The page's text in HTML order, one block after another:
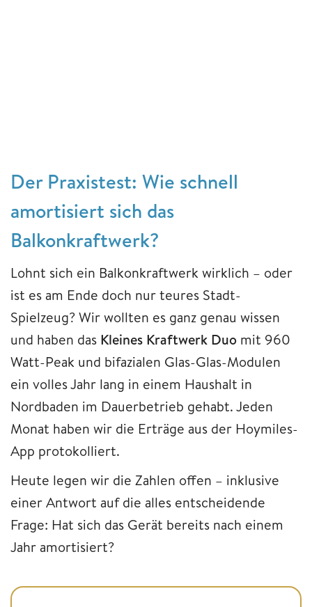
Der Praxistest: Wie schnell
amortisiert sich das
Balkonkraftwerk?
Lohnt sich ein Balkonkraftwerk wirklich – oder
ist es am Ende doch nur teures Stadt-
Spielzeug? Wir wollten es ganz genau wissen
und haben das Kleines Kraftwerk Duo mit 960
Watt-Peak und bifazialen Glas-Glas-Modulen
ein volles Jahr lang in einem Haushalt in
Nordbaden im Dauerbetrieb gehabt. Jeden
Monat haben wir die Erträge aus der Hoymiles-
App protokolliert.
Heute legen wir die Zahlen offen – inklusive
einer Antwort auf die alles entscheidende
Frage: Hat sich das Gerät bereits nach einem
Jahr amortisiert?